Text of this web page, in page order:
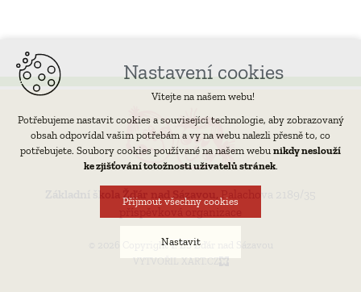
Základní škola Žďár nad Sázavou,
Palachova 2189/35
příspěvková organizace
© 2026 Copyright 1. ZŠ Žďár nad Sázavou
VYTVOŘIL XART.CZ
Nastavení cookies
Vítejte na našem webu!
Potřebujeme nastavit cookies a související technologie, aby zobrazovaný
obsah odpovídal vašim potřebám a vy na webu nalezli přesně to, co
potřebujete. Soubory cookies používané na našem webu nikdy neslouží
ke zjišťování totožnosti uživatelů stránek.
Přijmout všechny cookies
Nastavit